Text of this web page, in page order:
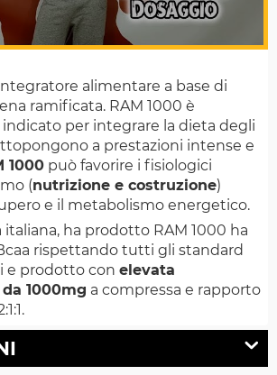
alimentare a base di
ramificata. RAM 1000 è
per integrare la dieta degli
a prestazioni intense e
1000 può favorire i fisiologici
(nutrizione e costruzione)
e il metabolismo energetico.
italiana, ha prodotto RAM 1000 ha
rispettando tutti gli standard
e prodotto con elevata
1000mg a compressa e rapporto